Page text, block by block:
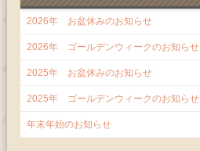
2026年 お盆休みのお知らせ
2026年 ゴールデンウィークのお知らせ
2025年 お盆休みのお知らせ
2025年 ゴールデンウィークのお知らせ
年末年始のお知らせ